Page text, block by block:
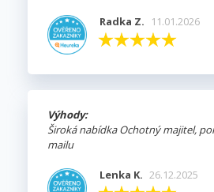
Radka Z. 11.01.2026
Výhody:
Široká nabídka Ochotný majitel,
mailu
Lenka K. 26.12.2025